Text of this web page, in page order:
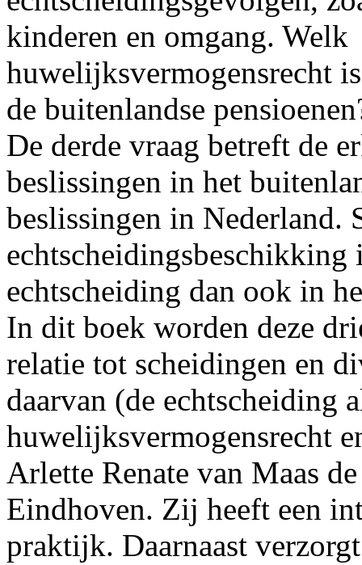
kinderen en omgang. Welk
huwelijksvermogensrecht
de buitenlandse
De derde vraag betreft de
beslissingen in het
beslissingen in Nederland.
echtscheidingsbeschikking
echtscheiding dan ook in
In dit boek worden deze
relatie tot scheidingen en
daarvan (de echtscheiding
huwelijksvermogensrecht
Arlette Renate van Maas
Eindhoven. Zij heeft een
praktijk. Daarnaast